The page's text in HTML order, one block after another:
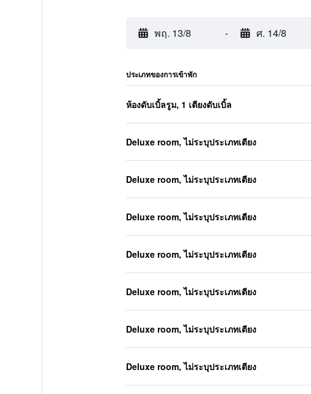
พฤ. 13/8 - ศ. 14/8
ประเภทของการเข้าพัก
ห้องดับเบิ้ลรูม, 1 เตียงดับเบิ้ล
Deluxe room, ไม่ระบุประเภทเตียง
Deluxe room, ไม่ระบุประเภทเตียง
Deluxe room, ไม่ระบุประเภทเตียง
Deluxe room, ไม่ระบุประเภทเตียง
Deluxe room, ไม่ระบุประเภทเตียง
Deluxe room, ไม่ระบุประเภทเตียง
Deluxe room, ไม่ระบุประเภทเตียง